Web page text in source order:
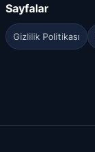
Sayfalar
Gizlilik Politikası